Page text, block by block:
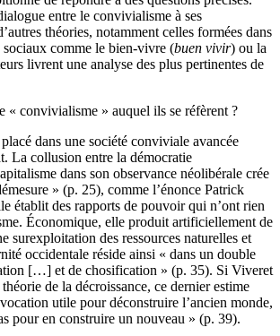
entre le convivialisme à ses
théories, notamment celles formées dans
comme le bien-vivre (buen vivir) ou la
livrent une analyse des plus pertinentes de
« convivialisme » auquel ils se réfèrent ?
dans une société conviviale avancée
La collusion entre la démocratie
dans son observance néolibérale crée
» (p. 25), comme l’énonce Patrick
établit des rapports de pouvoir qui n’ont rien
Économique, elle produit artificiellement de
surexploitation des ressources naturelles et
occidentale réside ainsi « dans un double
[…] et de chosification » (p. 35). Si Viveret
de la décroissance, ce dernier estime
utile pour déconstruire l’ancien monde,
pour en construire un nouveau » (p. 39).